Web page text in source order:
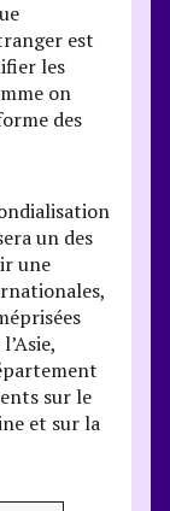
est
les
on
des
un des
une
sur le
et sur la